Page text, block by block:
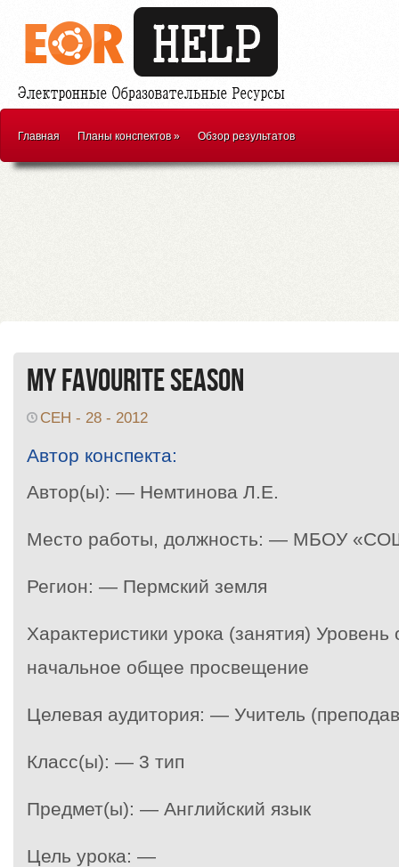
Главная Планы конспектов» Обзор результатов
My Favourite Season
СЕН - 28 - 2012
Автор конспекта:
Автор(ы): — Немтинова Л.Е.
Место работы, должность: — МБОУ
Регион: — Пермский земля
Характеристики урока (занятия)
начальное общее просвещение
Целевая аудитория: — Учитель
Класс(ы): — 3 тип
Предмет(ы): — Английский язык
Цель урока: —